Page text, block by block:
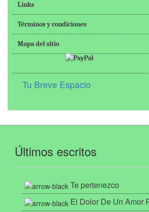
Links
Términos y condiciones
Mapa del sitio
Tu Breve Espacio
Últimos escritos
Te pertenezco
El Dolor De Un Amor